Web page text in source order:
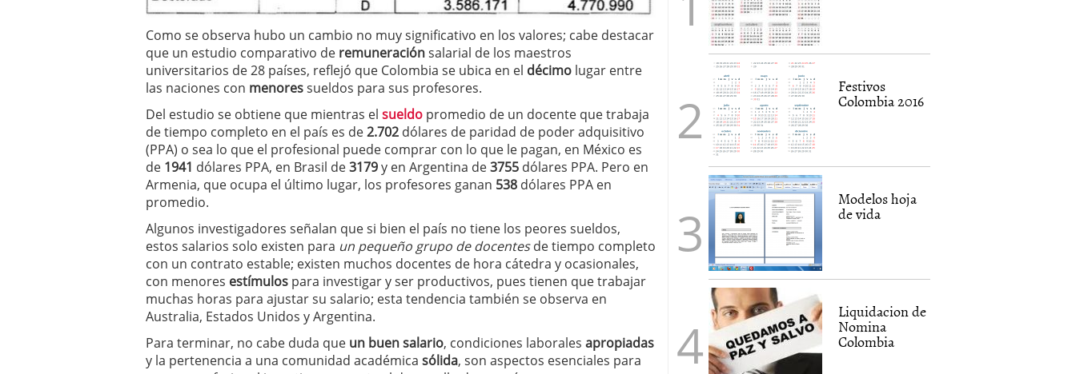
Como se observa hubo un cambio no muy significativo en los valores; cabe destacar
que un estudio comparativo de remuneraciónsalarial de los maestros
universitarios de 28 países, reflejó que Colombia se ubica en el décimo lugar entre
las naciones con menoressueldos para sus profesores.
Del estudio se obtiene que mientras el sueldo promedio de un docente que trabaja
de tiempo completo en el país es de2.702 dólares de paridad de poder adquisitivo
(PPA) o sea lo que el profesional puede comprar con lo que le pagan, en México es
de 1941 dólares PPA, en Brasil de3179y en Argentina de3755 dólares PPA. Pero en
Armenia, que ocupa el último lugar, los profesores ganan 538 dólares PPA en
promedio.
Algunos investigadores señalan que si bien el país no tiene los peores sueldos,
estos salarios solo existen para un pequeño grupo de docentesde tiempo completo
con un contrato estable; existen muchos docentes de hora cátedra y ocasionales,
con menores estímulos para investigar y ser productivos, pues tienen que trabajar
muchas horas para ajustar su salario; esta tendencia también se observa en
Australia, Estados Unidos y Argentina.
Para terminar, no cabe duda que un buen salario, condiciones laborales apropiadas
y la pertenencia a una comunidad académica sólida, son aspectos esenciales para
Festivos
Colombia 2016
Modelos hoja
de vida
Liquidacion de
Nomina
Colombia